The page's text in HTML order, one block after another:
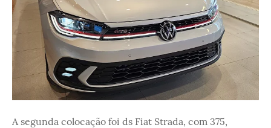
A segunda colocação foi ds Fiat Strada, com 375,